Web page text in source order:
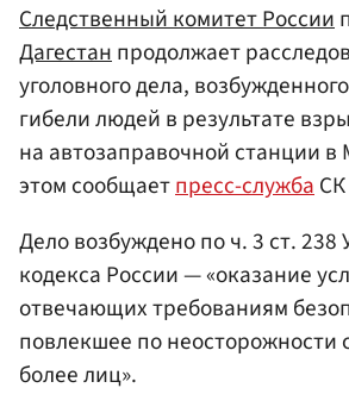
Следственный комитет России
Дагестанпродолжает
уголовного дела,
гибели людей в результате
на автозаправочной станции
этом сообщаетпресс-служба
Дело возбуждено по ч. 3 ст. 238
кодекса России — «оказание
отвечающих требованиям
повлекшее по неосторожности
более лиц».